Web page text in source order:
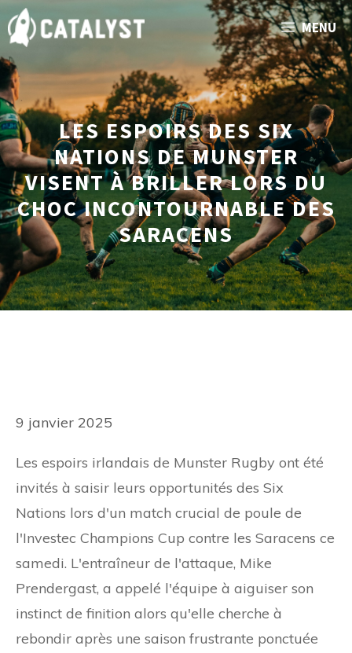
Aller
au
contenu
MENU
LES ESPOIRS DES SIX
NATIONS DE MUNSTER
VISENT À BRILLER LORS DU
CHOC INCONTOURNABLE DES
SARACENS
9 janvier 2025
Les espoirs irlandais de Munster Rugby ont été
invités à saisir leurs opportunités des Six
Nations lors d'un match crucial de poule de
l'Investec Champions Cup contre les Saracens ce
samedi. L'entraîneur de l'attaque, Mike
Prendergast, a appelé l'équipe à aiguiser son
instinct de finition alors qu'elle cherche à
rebondir après une saison frustrante ponctuée